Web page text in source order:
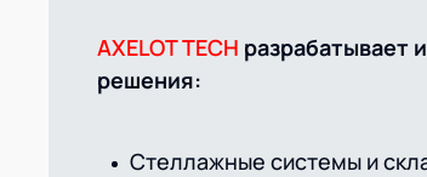
AXELOT TECH разрабатывает
решения:
Стеллажные системы и